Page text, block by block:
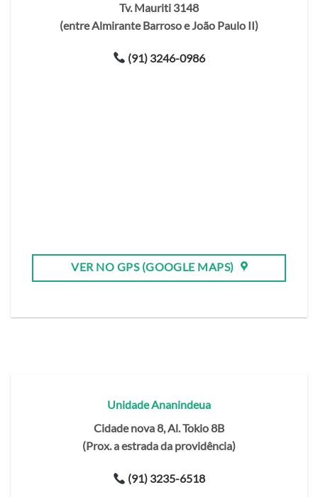
Tv. Mauriti 3148
(entre Almirante Barroso e João Paulo II)
(91) 3246-0986
VER NO GPS (GOOGLE MAPS)
Unidade Ananindeua
Cidade nova 8, Al. Tokio 8B
(Prox. a estrada da providência)
(91) 3235-6518